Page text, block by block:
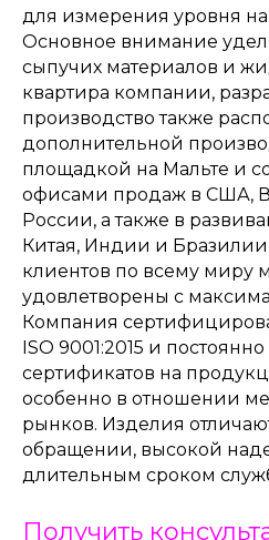
для измерения уровня
Основное внимание
сыпучих материалов и
квартира компании,
производство также
дополнительной
площадкой на Мальте и
офисами продаж в США,
России, а также в
Китая, Индии и Бразилии
клиентов по всему миру
удовлетворены с
Компания
ISO 9001:2015 и
сертификатов на
особенно в отношении
рынков. Изделия
обращении, высокой
длительным сроком
Получить